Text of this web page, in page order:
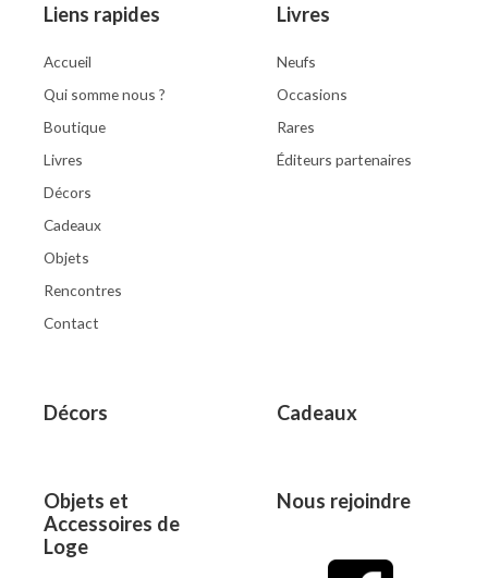
Liens rapides
Accueil
Qui somme nous ?
Boutique
Livres
Décors
Cadeaux
Objets
Rencontres
Contact
Livres
Neufs
Occasions
Rares
Éditeurs partenaires
Décors Cadeaux
Objets et
Accessoires de
Loge
Nous rejoindre